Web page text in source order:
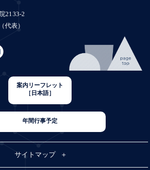
2133-2
代表）
案内リーフレット
［日本語］
年間行事予定
サイトマップ